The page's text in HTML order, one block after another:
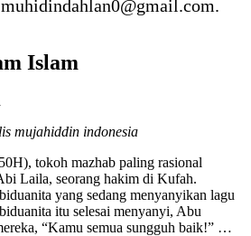
Islam
mujahiddin indonesia
tokoh mazhab paling rasional
Laila, seorang hakim di Kufah.
yang sedang menyanyikan lagu
itu selesai menyanyi, Abu
“Kamu semua sungguh baik!” …